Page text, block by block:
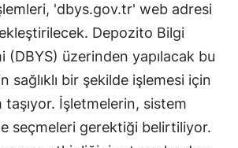
'dbys.gov.tr' web adresi
Depozito Bilgi
(DBYS) üzerinden yapılacak bu
sağlıklı bir şekilde işlemesi için
İşletmelerin, sistem
seçmeleri gerektiği belirtiliyor.